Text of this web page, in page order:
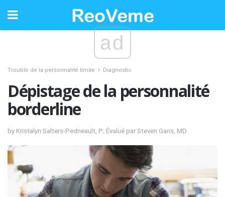
ad
Trouble de la personnalité limite Diagnostic
Dépistage de la personnalité
borderline
by Kristalyn Salters-Pedneault, P; Évalué par Steven Gans, MD